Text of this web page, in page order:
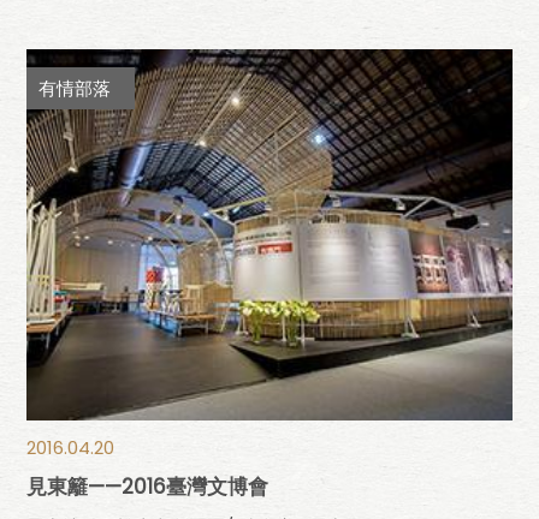
有情部落
2016.04.20
見東籬——2016臺灣文博會